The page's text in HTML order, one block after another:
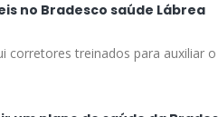
no Bradesco saúde Lábrea
corretores treinados para auxiliar